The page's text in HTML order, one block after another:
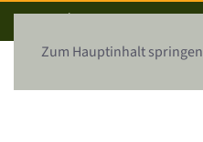
Zum Hauptinhalt springen